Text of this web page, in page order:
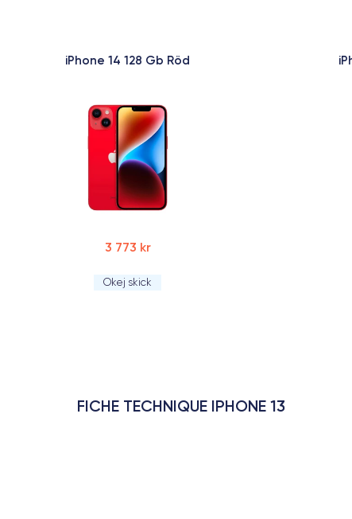
iPhone 14 128 Gb Röd
3 773 kr
Okej skick
FICHE TECHNIQUE IPHONE 13